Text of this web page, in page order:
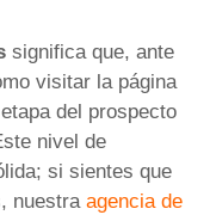
significa que, ante
visitar la página
del prospecto
nivel de
si sientes que
nuestra agencia de